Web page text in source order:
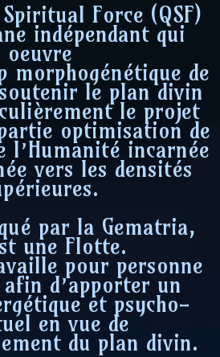
Force (QSF)
indépendant qui
oeuvre
morphogénétique de
le plan divin
le projet
optimisation de
l’Humanité incarnée
vers les densités
par la Gematria,
une Flotte.
pour personne
afin d’apporter un
et psycho-
en vue de
du plan divin.